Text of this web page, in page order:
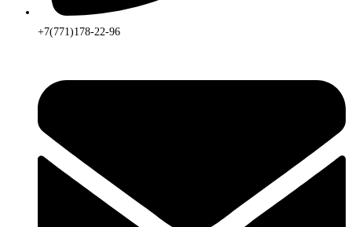
+7(771)178-22-96